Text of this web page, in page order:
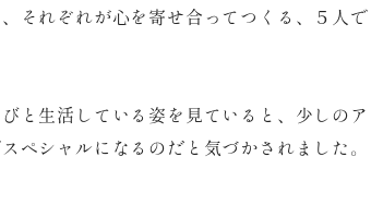
それぞれが心を寄せ合ってつくる、５人で
と生活している姿を見ていると、少しのア
ペシャルになるのだと気づかされました。